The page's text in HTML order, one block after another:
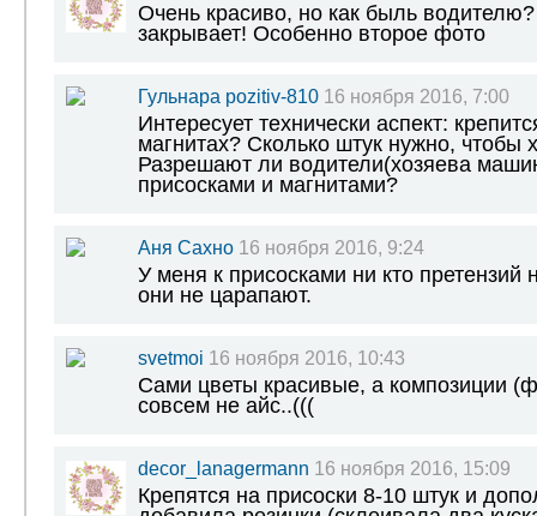
Очень красиво, но как быль
закрывает! Особенно второе фото
Гульнара pozitiv-810 16 ноября 2016, 7:00
Интересует технически аспект:
магнитах? Сколько штук нужно, чтобы
Разрешают ли водители(хозяева
присосками и магнитами?
Аня Сахно 16 ноября 2016, 9:24
У меня к присосками ни кто претензий
они не царапают.
svetmoi 16 ноября 2016, 10:43
Сами цветы красивые, а композиции
совсем не айс..(((
decor_lanagermann 16 ноября 2016, 15:09
Крепятся на присоски 8-10 штук и